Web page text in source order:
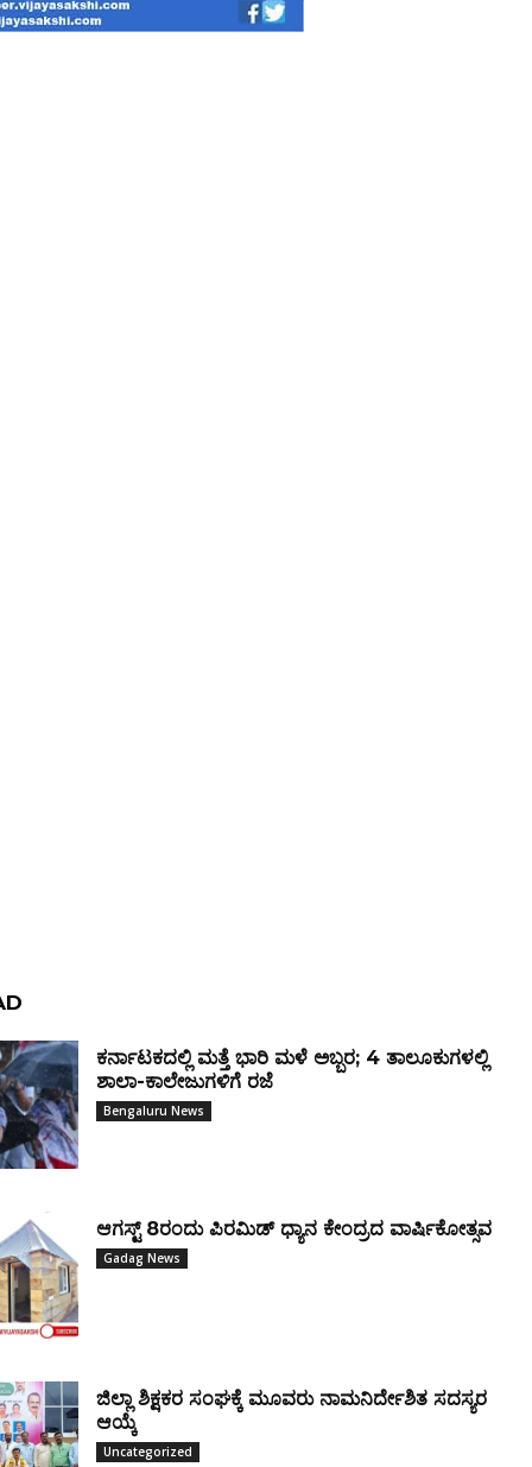
ಕರ್ನಾಟಕದಲ್ಲಿ ಮತ್ತೆ ಭಾರಿ ಮಳೆ ಅಬ್ಬರ; 4 ತಾಲೂಕುಗಳಲ್ಲಿ
ಶಾಲಾ-ಕಾಲೇಜುಗಳಿಗೆ ರಜೆ
Bengaluru News
ಆಗಸ್ಟ್ 8ರಂದು ಪಿರಮಿಡ್ ಧ್ಯಾನ ಕೇಂದ್ರದ ವಾರ್ಷಿಕೋತ್ಸವ
Gadag News
ಜಿಲ್ಲಾ ಶಿಕ್ಷಕರ ಸಂಘಕ್ಕೆ ಮೂವರು ನಾಮನಿರ್ದೇಶಿತ ಸದಸ್ಯರ
ಆಯ್ಕೆ
Uncategorized